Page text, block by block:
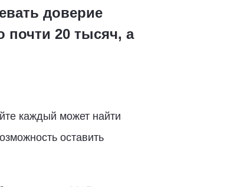
доверие
почти 20 тысяч, а
каждый может найти
оставить